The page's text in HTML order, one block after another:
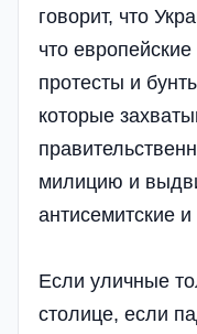
говорит, что
что
протесты и
которые
милицию и
антисемитские и
Если уличные
столице, если